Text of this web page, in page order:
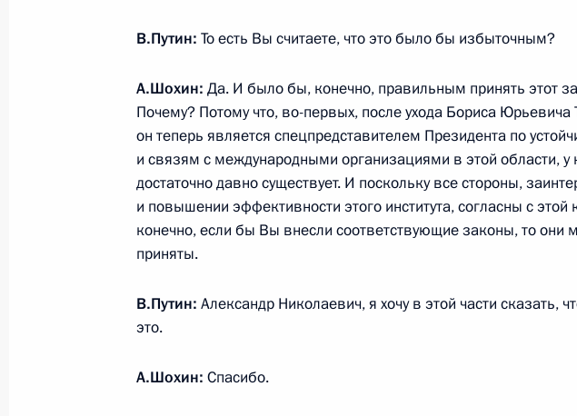
27 мая, среда
Владимир Путин прибыл в Казахстан с государственным
27 мая 2026 года, 17:45 Астана
Встреча с Заместителем Председателя Правительства
Патрушевым
В.Путин: То есть Вы считаете, что это было бы избыточным?
А.Шохин: Да. И было бы, конечно, правильным принять этот
Почему? Потому что, во-первых, после ухода Бориса Юрьевича
он теперь является спецпредставителем Президента по
и связям с международными организациями в этой области, у
достаточно давно существует. И поскольку все стороны,
и повышении эффективности этого института, согласны с этой
конечно, если бы Вы внесли соответствующие законы, то они
приняты.
В.Путин: Александр Николаевич, я хочу в этой части сказать,
это.
А.Шохин: Спасибо.